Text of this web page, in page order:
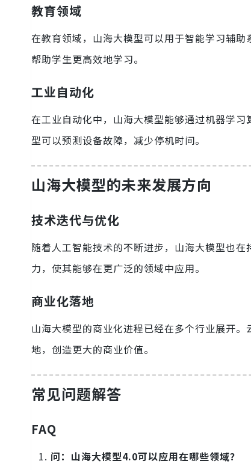
教育领域
在教育领域，山海大模型可以用于智能学习辅助
帮助学生更高效地学习。
工业自动化
在工业自动化中，山海大模型能够通过机器学
型可以预测设备故障，减少停机时间。
山海大模型的未来发展方向
技术迭代与优化
随着人工智能技术的不断进步，山海大模型也
力，使其能够在更广泛的领域中应用。
商业化落地
山海大模型的商业化进程已经在多个行业展开
地，创造更大的商业价值。
常见问题解答
FAQ
问：山海大模型4.0可以应用在哪些领域？